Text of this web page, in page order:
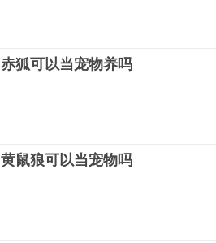
赤狐可以当宠物养吗
黄鼠狼可以当宠物吗